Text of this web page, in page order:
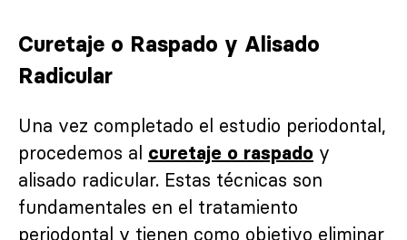
Curetaje o Raspado y Alisado
Radicular
Una vez completado el estudio periodontal,
procedemos al curetaje o raspado y
alisado radicular. Estas técnicas son
fundamentales en el tratamiento
periodontal y tienen como objetivo eliminar